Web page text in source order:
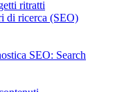
ritratti
di ricerca (SEO)
SEO: Search